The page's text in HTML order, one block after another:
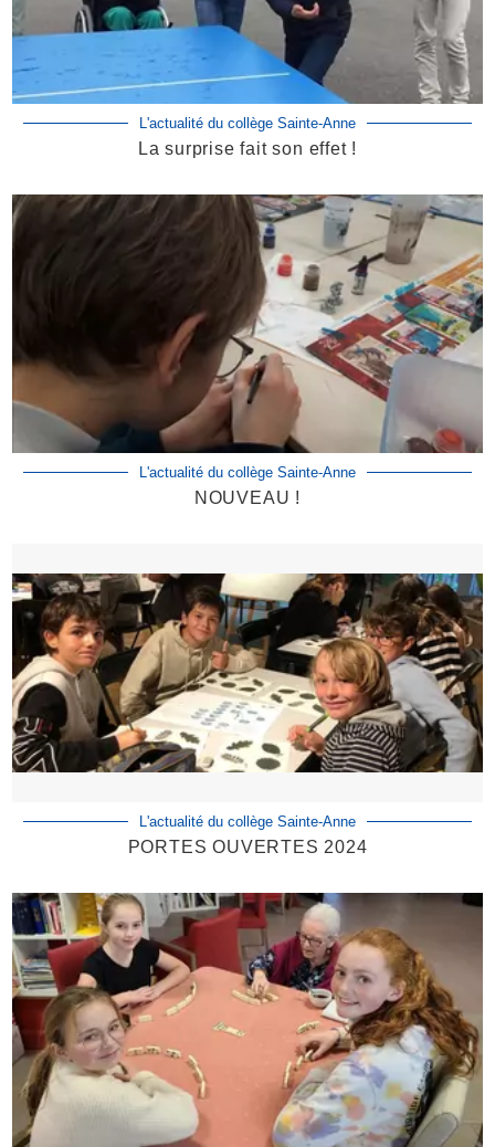
L'actualité du collège Sainte-Anne
La surprise fait son effet !
L'actualité du collège Sainte-Anne
NOUVEAU !
L'actualité du collège Sainte-Anne
PORTES OUVERTES 2024